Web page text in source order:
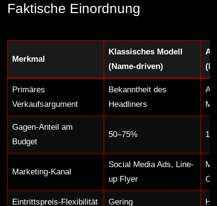
Faktische Einordnung
Merkmal
Klassisches Modell
(Name-driven)
Primäres
Verkaufsargument
Bekanntheit des
Headliners
Gagen-Anteil am
Budget
50–75%
Marketing-Kanal
Social Media Ads, Line-
up Flyer
Eintrittspreis-Flexibilität Gering